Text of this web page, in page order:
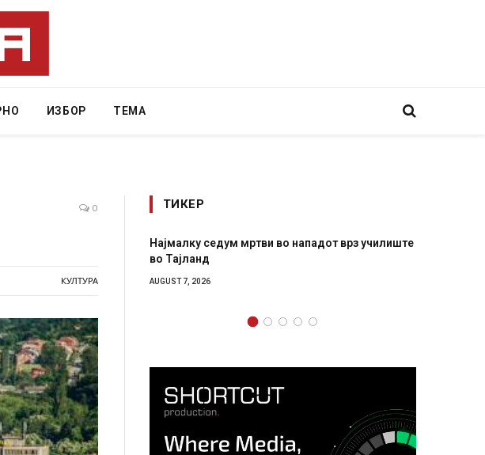
ИЗБОР ТЕМА
0
КУЛТУРА
ТИКЕР
седум мртви во нападот врз училиште
СОЗИС: Украинците повеќе им веруваат